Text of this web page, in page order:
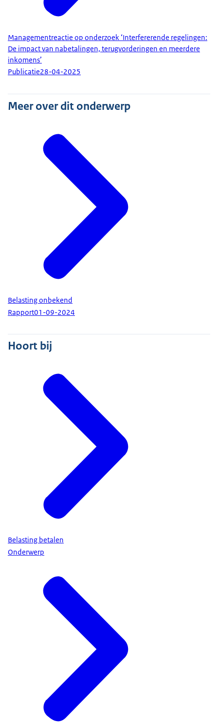
Managementreactie op onderzoek ‘Interfererende regelingen:
De impact van nabetalingen, terugvorderingen en meerdere
inkomens’
Publicatie28-04-2025
Meer over dit onderwerp
Belasting onbekend
Rapport01-09-2024
Hoort bij
Belasting betalen
Onderwerp